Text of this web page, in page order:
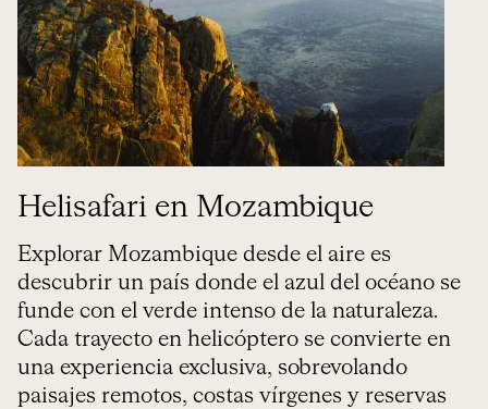
Helisafari en Mozambique
Explorar Mozambique desde el aire es
descubrir un país donde el azul del océano se
funde con el verde intenso de la naturaleza.
Cada trayecto en helicóptero se convierte en
una experiencia exclusiva, sobrevolando
paisajes remotos, costas vírgenes y reservas